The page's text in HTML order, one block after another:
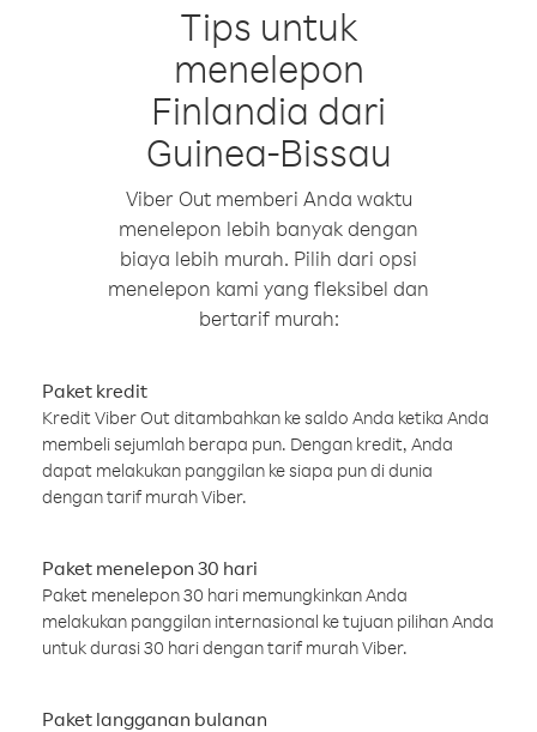
Tips untuk
menelepon
Finlandia dari
Guinea-Bissau
Viber Out memberi Anda waktu
menelepon lebih banyak dengan
biaya lebih murah. Pilih dari opsi
menelepon kami yang fleksibel dan
bertarif murah:
Paket kredit
Kredit Viber Out ditambahkan ke saldo Anda ketika Anda
membeli sejumlah berapa pun. Dengan kredit, Anda
dapat melakukan panggilan ke siapa pun di dunia
dengan tarif murah Viber.
Paket menelepon 30 hari
Paket menelepon 30 hari memungkinkan Anda
melakukan panggilan internasional ke tujuan pilihan Anda
untuk durasi 30 hari dengan tarif murah Viber.
Paket langganan bulanan